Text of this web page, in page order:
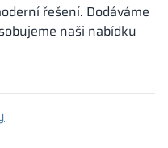
řešení. Dodáváme
naši nabídku